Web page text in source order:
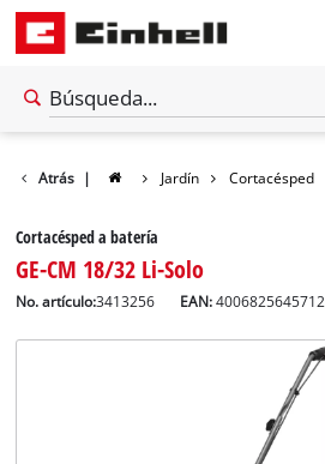
Atrás | Jardín Cortacésped
Cortacésped a batería
GE-CM 18/32 Li-Solo
No. artículo:3413256 EAN:4006825645712